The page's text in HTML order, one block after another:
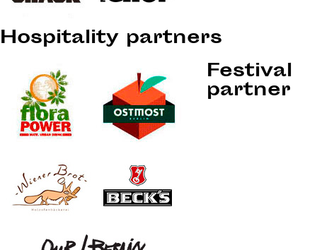
Hospitality partners
Festival
partner